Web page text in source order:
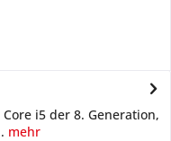
i5 der 8. Generation,
mehr